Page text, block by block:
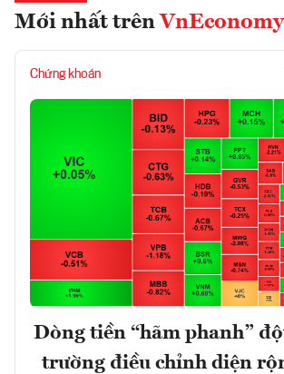
Mới nhất trên VnEconomy
Chứng khoán
Dòng tiền “hãm phanh”
trường điều chỉnh diện